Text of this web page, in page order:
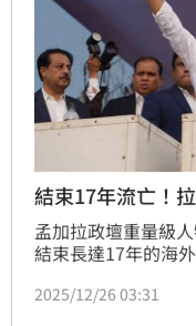
結束17年流亡！
孟加拉政壇重量級
結束長達17年的海
致力於恢復民主與
2025/12/26 03:31